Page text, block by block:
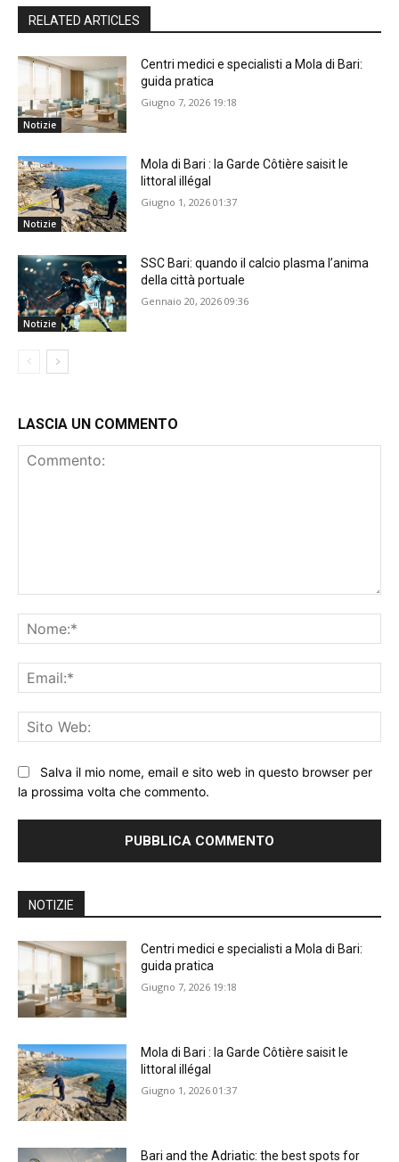
RELATED ARTICLES
Notizie
Centri medici e specialisti a Mola di Bari:
guida pratica
Giugno 7, 2026 19:18
Notizie
Mola di Bari : la Garde Côtière saisit le
littoral illégal
Giugno 1, 2026 01:37
Notizie
SSC Bari: quando il calcio plasma l’anima
della città portuale
Gennaio 20, 2026 09:36
LASCIA UN COMMENTO
Salva il mio nome, email e sito web in questo browser per
la prossima volta che commento.
NOTIZIE
Centri medici e specialisti a Mola di Bari:
guida pratica
Giugno 7, 2026 19:18
Mola di Bari : la Garde Côtière saisit le
littoral illégal
Giugno 1, 2026 01:37
Bari and the Adriatic: the best spots for